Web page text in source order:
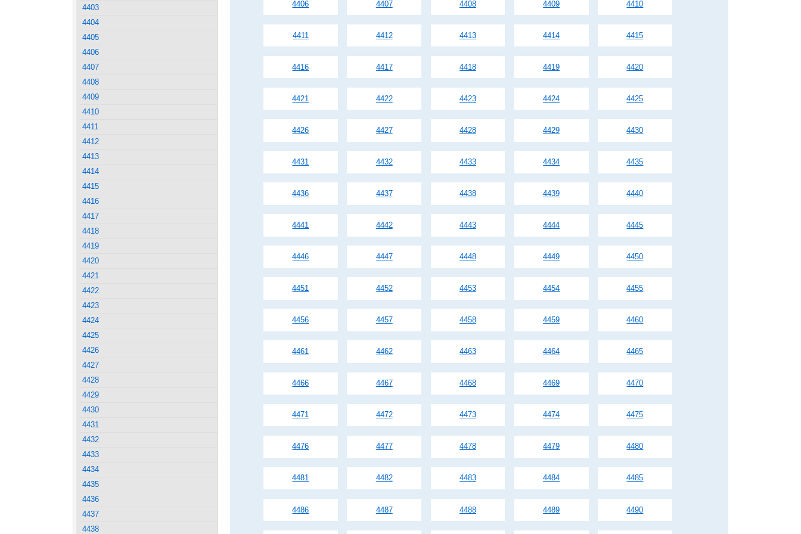
4406 4407 4408 4409 4410
4411 4412 4413 4414 4415
4416 4417 4418 4419 4420
4421 4422 4423 4424 4425
4426 4427 4428 4429 4430
4431 4432 4433 4434 4435
4436 4437 4438 4439 4440
4441 4442 4443 4444 4445
4446 4447 4448 4449 4450
4451 4452 4453 4454 4455
4456 4457 4458 4459 4460
4461 4462 4463 4464 4465
4466 4467 4468 4469 4470
4471 4472 4473 4474 4475
4476 4477 4478 4479 4480
4481 4482 4483 4484 4485
4486 4487 4488 4489 4490
4403
4404
4405
4406
4407
4408
4409
4410
4411
4412
4413
4414
4415
4416
4417
4418
4419
4420
4421
4422
4423
4424
4425
4426
4427
4428
4429
4430
4431
4432
4433
4434
4435
4436
4437
4438